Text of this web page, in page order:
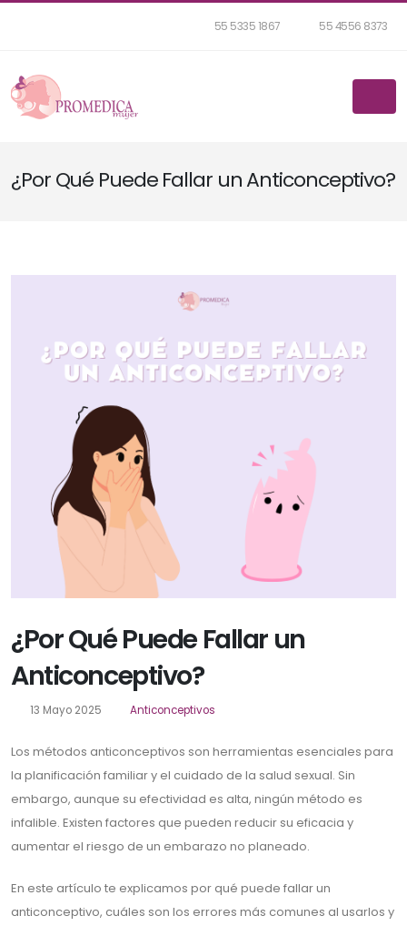
55 5335 1867 55 4556 8373
¿Por Qué Puede Fallar un Anticonceptivo?
¿Por Qué Puede Fallar un
Anticonceptivo?
13 Mayo 2025 Anticonceptivos
Los métodos anticonceptivos son herramientas esenciales para
la planificación familiar y el cuidado de la salud sexual. Sin
embargo, aunque su efectividad es alta, ningún método es
infalible. Existen factores que pueden reducir su eficacia y
aumentar el riesgo de un embarazo no planeado.
En este artículo te explicamos por qué puede fallar un
anticonceptivo, cuáles son los errores más comunes al usarlos y